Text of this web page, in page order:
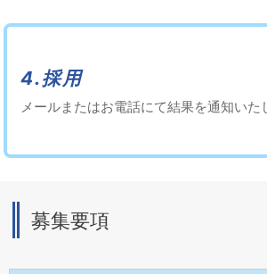
4.採用
メールまたはお電話にて結果を通知いた
募集要項